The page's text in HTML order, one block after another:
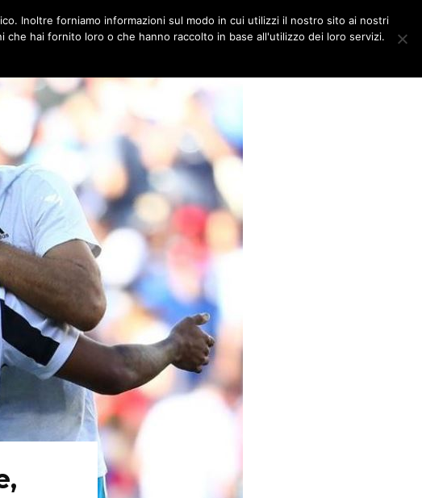
EDITORIALI MULTIMEDIA
Inoltre forniamo informazioni sul modo in cui utilizzi il nostro sito ai nostri
hai fornito loro o che hanno raccolto in base all'utilizzo dei loro servizi.